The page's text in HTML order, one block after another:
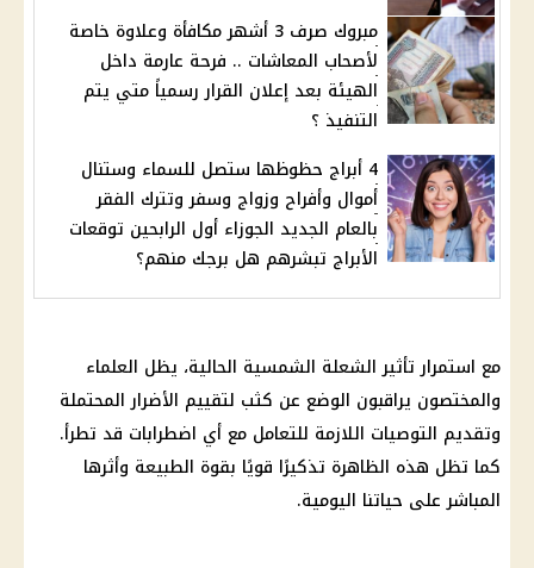
مبروك صرف 3 أشهر مكافأة وعلاوة خاصة
لأصحاب المعاشات .. فرحة عارمة داخل
الهيئة بعد إعلان القرار رسمياً متي يتم
التنفيذ ؟
4 أبراج حظوظها ستصل للسماء وستنال
أموال وأفراح وزواج وسفر وتترك الفقر
بالعام الجديد الجوزاء أول الرابحين توقعات
الأبراج تبشرهم هل برجك منهم؟
مع استمرار تأثير الشعلة الشمسية الحالية، يظل العلماء
والمختصون يراقبون الوضع عن كثب لتقييم الأضرار المحتملة
وتقديم التوصيات اللازمة للتعامل مع أي اضطرابات قد تطرأ.
كما تظل هذه الظاهرة تذكيرًا قويًا بقوة الطبيعة وأثرها
المباشر على حياتنا اليومية.